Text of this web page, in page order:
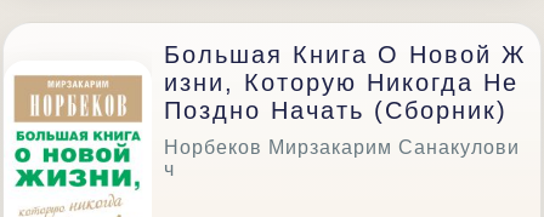
Большая Книга О Новой Ж
Изни, Которую Никогда Не
Поздно Начать (сборник)
Норбеков Мирзакарим Санакулови
ч